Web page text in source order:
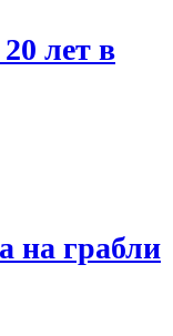
лет в
на грабли